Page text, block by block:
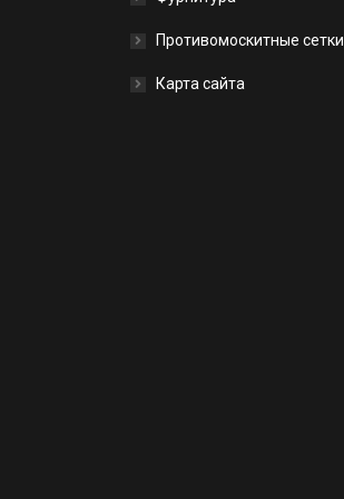
Противомоскитные сетки
Карта сайта